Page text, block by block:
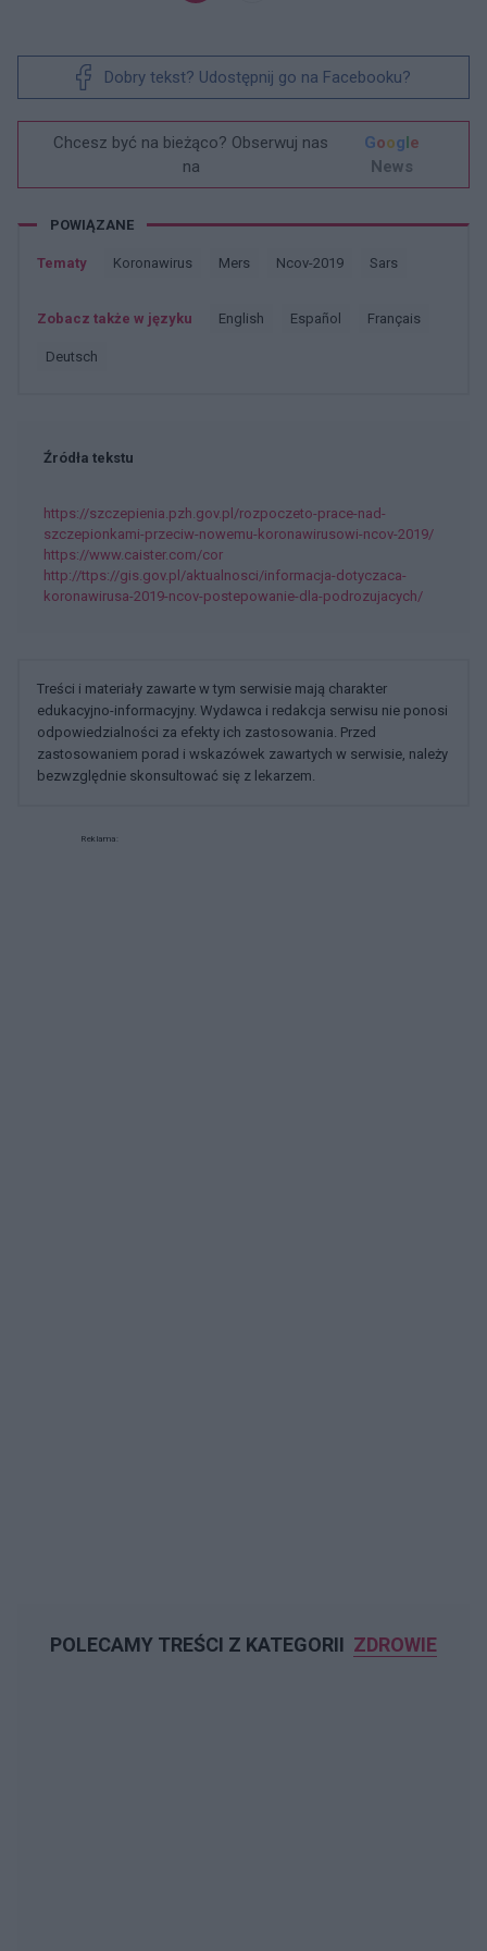
Dobry tekst? Udostępnij go na Facebooku?
Chcesz być na bieżąco? Obserwuj nas
na
Google
News
POWIĄZANE
Tematy Koronawirus Mers Ncov-2019 Sars
Zobacz także w języku english español français
deutsch
Źródła tekstu
https://szczepienia.pzh.gov.pl/rozpoczeto-prace-nad-
szczepionkami-przeciw-nowemu-koronawirusowi-ncov-2019/
https://www.caister.com/cor
http://ttps://gis.gov.pl/aktualnosci/informacja-dotyczaca-
koronawirusa-2019-ncov-postepowanie-dla-podrozujacych/
Treści i materiały zawarte w tym serwisie mają charakter
edukacyjno-informacyjny. Wydawca i redakcja serwisu nie ponosi
odpowiedzialności za efekty ich zastosowania. Przed
zastosowaniem porad i wskazówek zawartych w serwisie, należy
bezwzględnie skonsultować się z lekarzem.
Reklama:
POLECAMY TREŚCI Z KATEGORII ZDROWIE